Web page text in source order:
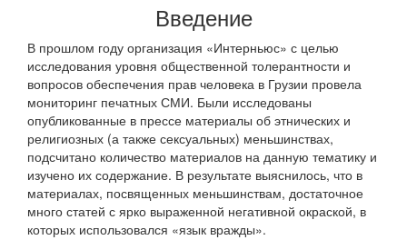
Введение
В прошлом году организация «Интерньюс» с целью
исследования уровня общественной толерантности и
вопросов обеспечения прав человека в Грузии провела
мониторинг печатных СМИ. Были исследованы
опубликованные в прессе материалы об этнических и
религиозных (а также сексуальных) меньшинствах,
подсчитано количество материалов на данную тематику и
изучено их содержание. В результате выяснилось, что в
материалах, посвященных меньшинствам, достаточное
много статей с ярко выраженной негативной окраской, в
которых использовался «язык вражды».